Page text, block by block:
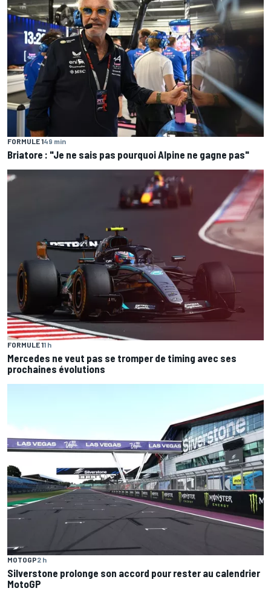
FORMULE 149 min
Briatore : "Je ne sais pas pourquoi Alpine ne gagne pas"
FORMULE 11 h
Mercedes ne veut pas se tromper de timing avec ses
prochaines évolutions
MOTOGP2 h
Silverstone prolonge son accord pour rester au calendrier
MotoGP